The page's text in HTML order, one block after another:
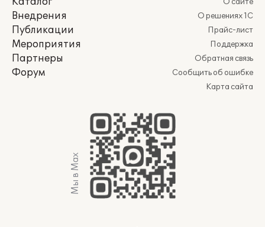
Внедрения
Публикации
Мероприятия
Партнеры
Форум
О решениях 1С
Прайс-лист
Поддержка
Обратная связь
Сообщить об ошибке
Карта сайта
Мы в Max